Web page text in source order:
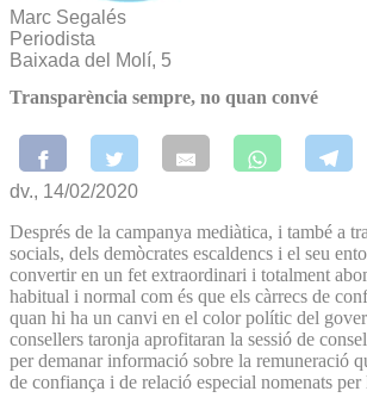
Marc Segalés
Periodista
Baixada del Molí, 5
Transparència sempre, no quan convé
dv., 14/02/2020
Després de la campanya mediàtica, i també a
socials, dels demòcrates escaldencs i el seu
convertir en un fet extraordinari i totalment
habitual i normal com és que els càrrecs de
quan hi ha un canvi en el color polític del
consellers taronja aprofitaran la sessió de
per demanar informació sobre la remuneració
de confiança i de relació especial nomenats